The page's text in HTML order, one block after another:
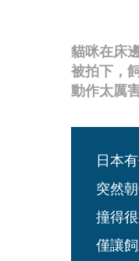
貓咪在床
被拍下，
動作太厲
日本
突然
撞得
僅讓